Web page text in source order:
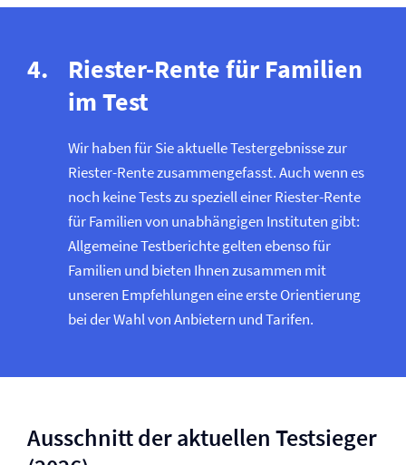
Riester-Rente für Familien
im Test
Wir haben für Sie aktuelle Testergebnisse zur
Riester-Rente zusammengefasst. Auch wenn es
noch keine Tests zu speziell einer Riester-Rente
für Familien von unabhängigen Instituten gibt:
Allgemeine Testberichte gelten ebenso für
Familien und bieten Ihnen zusammen mit
unseren Empfehlungen eine erste Orientierung
bei der Wahl von Anbietern und Tarifen.
Ausschnitt der aktuellen Testsieger